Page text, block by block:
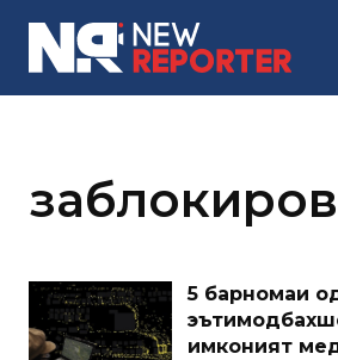
5 барномаи
имконият